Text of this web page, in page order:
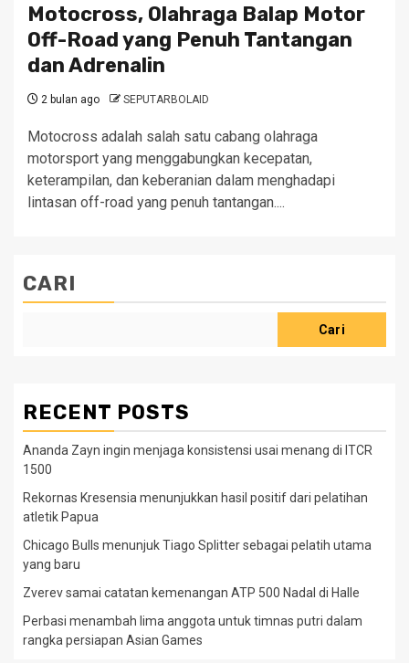
Motocross, Olahraga Balap Motor
Off-Road yang Penuh Tantangan
dan Adrenalin
2 bulan ago SEPUTARBOLAID
Motocross adalah salah satu cabang olahraga
motorsport yang menggabungkan kecepatan,
keterampilan, dan keberanian dalam menghadapi
lintasan off-road yang penuh tantangan....
CARI
Cari
RECENT POSTS
Ananda Zayn ingin menjaga konsistensi usai menang di ITCR
1500
Rekornas Kresensia menunjukkan hasil positif dari pelatihan
atletik Papua
Chicago Bulls menunjuk Tiago Splitter sebagai pelatih utama
yang baru
Zverev samai catatan kemenangan ATP 500 Nadal di Halle
Perbasi menambah lima anggota untuk timnas putri dalam
rangka persiapan Asian Games